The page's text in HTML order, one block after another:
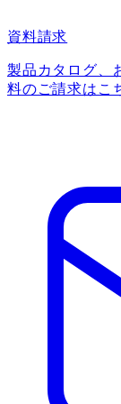
資料請求
製品カタログ、
料のご請求はこ